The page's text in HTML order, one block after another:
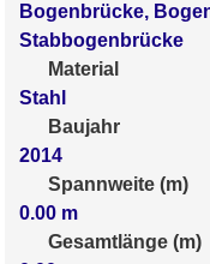
Bogenbrücke,
Stabbogenbrücke
Material
Stahl
Baujahr
2014
Spannweite (m)
0.00 m
Gesamtlänge (m)